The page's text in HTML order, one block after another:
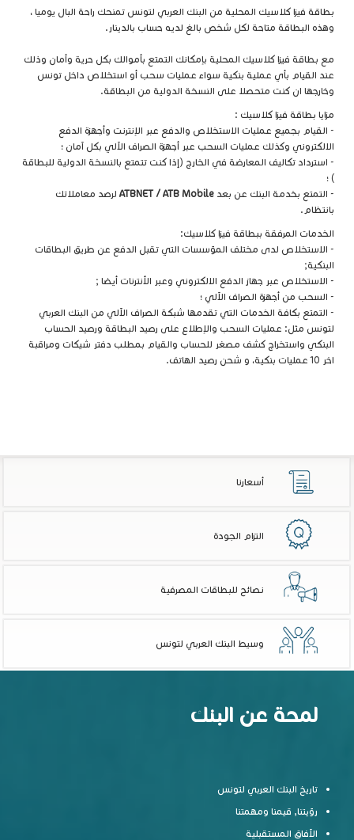
بطاقة فيزا كلاسيك المحلية من البنك العربي لتونس تمنحك راحة البال يوميا ،
وهذه البطاقة متاحة لكل شخص بالغ لديه حساب بالدينار.
مع بطاقة فيزا كلاسيك المحلية بإمكانك التمتع بأموالك بكل حرية وأمان وذلك
عند القيام بأي عملية بنكية سواء عمليات سحب أو استخلاص داخل تونس
وخارجها ان كنت متحصلا على النسخة الدولية من البطاقة.
مزايا بطاقة فيزا كلاسيك :
- القيام بجميع عمليات الاستخلاص والدفع عبر الإنترنت وأجهزة الدفع
الالكتروني وكذلك عمليات السحب عبر أجهزة الصراف الآلي بكل آمان ؛
- استرداد تكاليف المعارضة في الخارج (إذا كنت تتمتع بالنسخة الدولية للبطاقة
) ؛
- التمتع بخدمة البنك عن بعد ATBNET / ATB Mobile لرصد معاملاتك
بانتظام.
الخدمات المرفقة ببطاقة فيزا كلاسيك:
- الاستخلاص لدى مختلف المؤسسات التي تقبل الدفع عن طريق البطاقات
البنكية;
- الاستخلاص عبر جهاز الدفع الالكتروني وعبر الأنترنات أيضا ;
- السحب من أجهزة الصراف الآلي ؛
- التمتع بكافة الخدمات التي تقدمها شبكة الصراف الآلي من البنك العربي
لتونس مثل: عمليات السحب والإطلاع على رصيد البطاقة ورصيد الحساب
البنكي واستخراج كشف مصغر للحساب والقيام بمطلب دفتر شيكات ومراقبة
اخر 10 عمليات بنكية، و شحن رصيد الهاتف.
أسعارنا
التزام الجودة
نصائح للبطاقات المصرفية
وسيط البنك العربي لتونس
لمحة عن البنك
تاريخ البنك العربي لتونس
رؤيتنا, قيمنا ومهمتنا
الآفاق المستقبلية